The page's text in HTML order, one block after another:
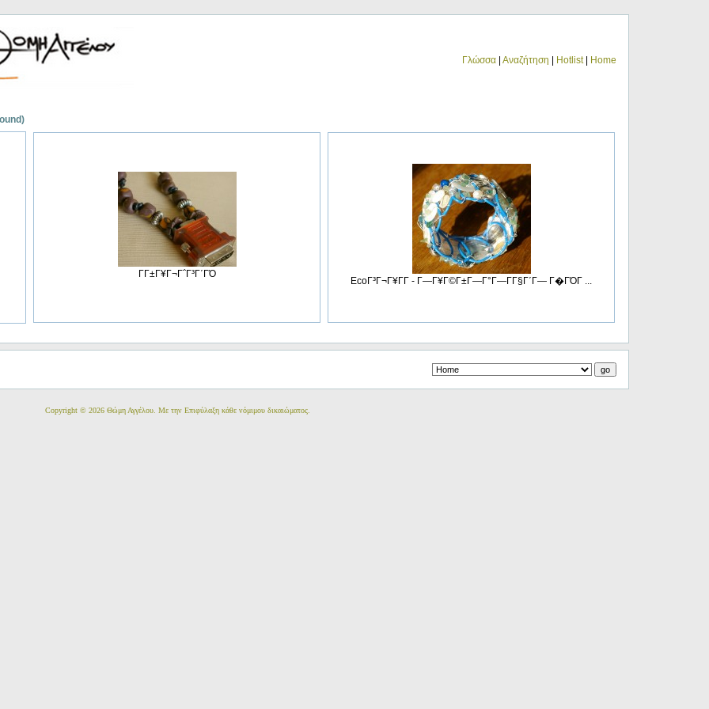
Γλώσσα Αναζήτηση Hotlist| Home
ΓΓ±Γ¥Γ¬Γ΅Γ³Γ΄ΓΌ
EcoΓ³Γ¬Γ¥ΓΓ­ - Γ—Γ¥Γ©Γ±Γ―Γ°Γ―ΓΓ§Γ΄Γ― Γ�ΓΌΓ ...
Copyright © 2026 Θώμη Αγγέλου. Με την Επιφύλαξη κάθε νόμιμου δικαιώματος.